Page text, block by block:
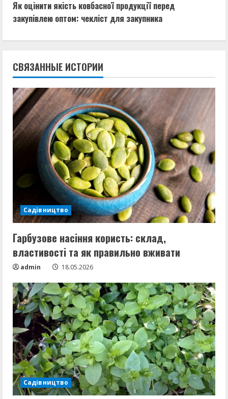
д
о
л
ж
и
т
ь
т
е
н
и
е
Як оцінити якість ковбасної продукції перед
закупівлею оптом: чекліст для закупника
СВЯЗАННЫЕ ИСТОРИИ
Садівництво
Гарбузове насіння користь: склад,
властивості та як правильно вживати
admin 18.05.2026
Садівництво